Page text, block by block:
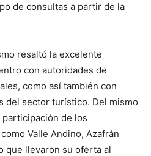
de consultas a partir de la
resaltó la excelente
con autoridades de
como así también con
del sector turístico. Del mismo
de los
Valle Andino, Azafrán
que llevaron su oferta al